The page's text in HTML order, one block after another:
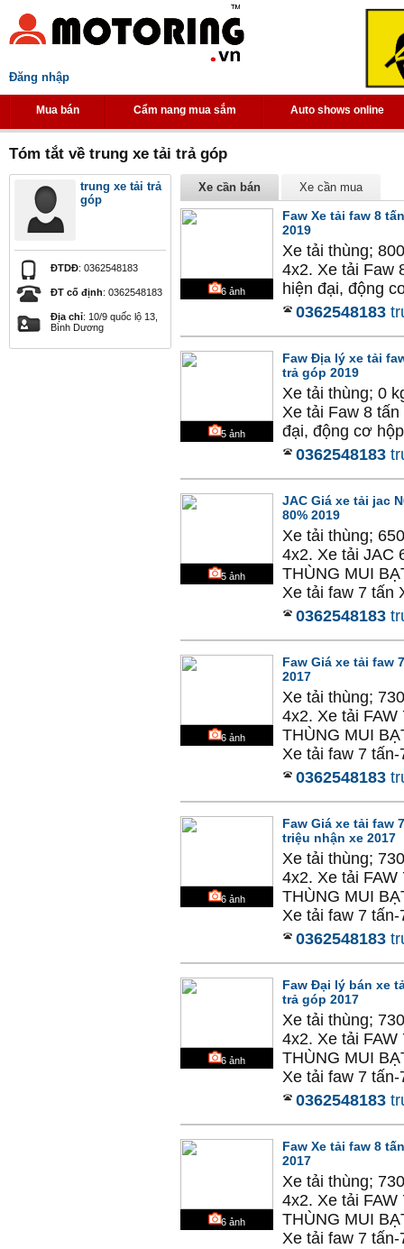
Đăng nhập
Mua bán Cẩm nang mua sắm Auto shows online
Tóm tắt về trung xe tải trả góp
trung xe tải trả
góp
ĐTDĐ: 0362548183
ĐT cố định: 0362548183
Địa chỉ: 10/9 quốc lộ 13,
Bình Dương
Xe cần bán Xe cần mua
6 ảnh
Faw Xe tải faw 8
2019
Xe tải thùng;
4x2. Xe tải Faw
hiện đại, động
0362548183
5 ảnh
Faw Địa lý xe tải
trả góp 2019
Xe tải thùng; 0
Xe tải Faw 8
đại, động cơ
0362548183
5 ảnh
JAC Giá xe tải jac
80% 2019
Xe tải thùng;
4x2. Xe tải JAC
THÙNG MUI
Xe tải faw 7 tấn
0362548183
6 ảnh
Faw Giá xe tải faw
2017
Xe tải thùng;
4x2. Xe tải
THÙNG MUI
Xe tải faw 7 tấn-
0362548183
6 ảnh
Faw Giá xe tải faw
triệu nhận xe 2017
Xe tải thùng;
4x2. Xe tải
THÙNG MUI
Xe tải faw 7 tấn-
0362548183
6 ảnh
Faw Đại lý bán xe
trả góp 2017
Xe tải thùng;
4x2. Xe tải
THÙNG MUI
Xe tải faw 7 tấn-
0362548183
6 ảnh
Faw Xe tải faw 8
2017
Xe tải thùng;
4x2. Xe tải
THÙNG MUI
Xe tải faw 7 tấn-